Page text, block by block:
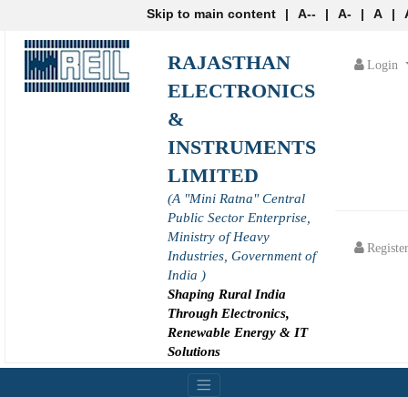
Skip to main content | A-- | A- | A |
RAJASTHAN
ELECTRONICS
&
INSTRUMENTS
LIMITED
(A "Mini Ratna" Central
Public Sector Enterprise,
Ministry of Heavy
Industries, Government of
India )
Shaping Rural India
Through Electronics,
Renewable Energy & IT
Solutions
Login